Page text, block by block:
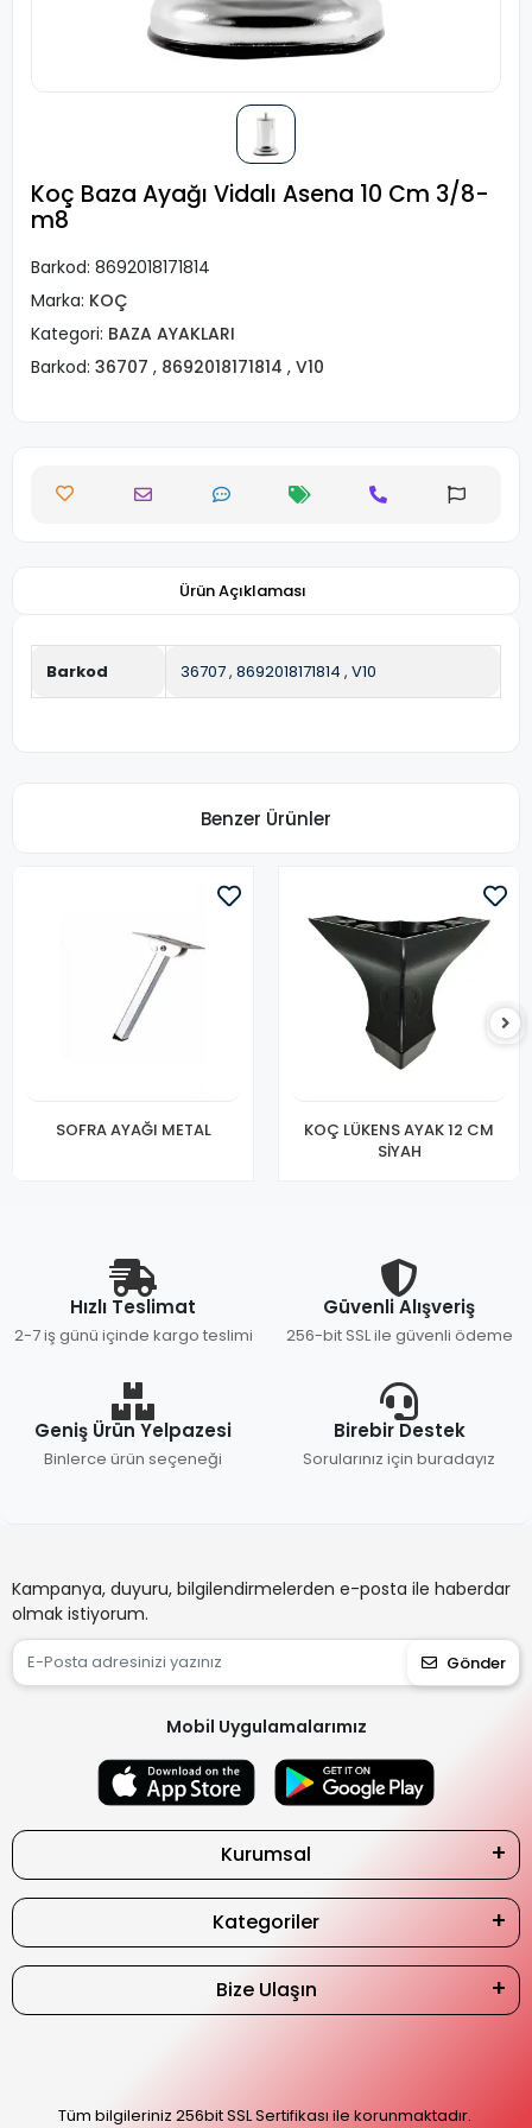
Koç Baza Ayağı Vidalı Asena 10 Cm 3/8-
m8
Barkod: 8692018171814
Marka: KOÇ
Kategori: BAZA AYAKLARI
Barkod: 36707 , 8692018171814 , V10
Ürün Açıklaması
Barkod 36707, 8692018171814 , V10
Benzer Ürünler
SOFRA AYAĞI METAL
KOÇ LÜKENS AYAK 12 CM
SİYAH
Hızlı Teslimat
2-7 iş günü içinde kargo teslimi
Güvenli Alışveriş
256-bit SSL ile güvenli ödeme
Geniş Ürün Yelpazesi
Binlerce ürün seçeneği
Birebir Destek
Sorularınız için buradayız
Kampanya, duyuru, bilgilendirmelerden e-posta ile haberdar
olmak istiyorum.
Gönder
Mobil Uygulamalarımız
Kurumsal
Kategoriler
Bize Ulaşın
Tüm bilgileriniz 256bit SSL Sertifikası ile korunmaktadır.